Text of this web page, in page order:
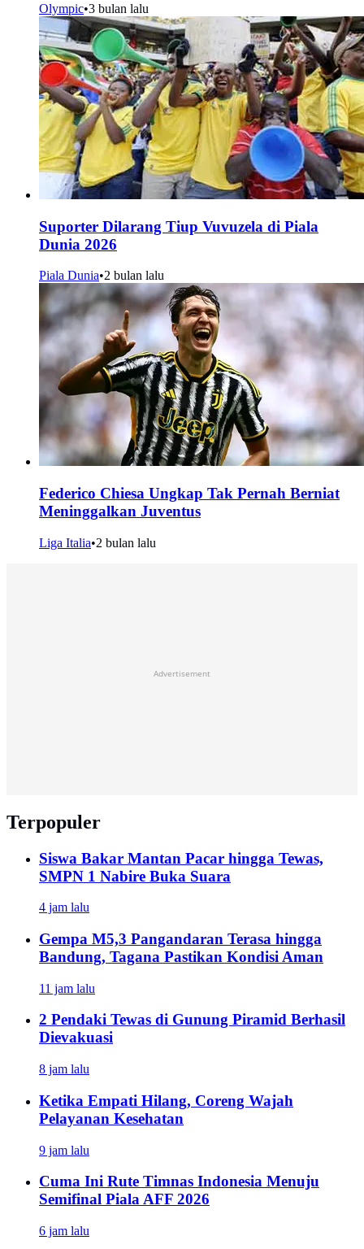
Olympic•3 bulan lalu
Suporter Dilarang Tiup Vuvuzela di Piala
Dunia 2026
Piala Dunia•2 bulan lalu
Federico Chiesa Ungkap Tak Pernah Berniat
Meninggalkan Juventus
Liga Italia•2 bulan lalu
Advertisement
Terpopuler
Siswa Bakar Mantan Pacar hingga Tewas,
SMPN 1 Nabire Buka Suara
4 jam lalu
Gempa M5,3 Pangandaran Terasa hingga
Bandung, Tagana Pastikan Kondisi Aman
11 jam lalu
2 Pendaki Tewas di Gunung Piramid Berhasil
Dievakuasi
8 jam lalu
Ketika Empati Hilang, Coreng Wajah
Pelayanan Kesehatan
9 jam lalu
Cuma Ini Rute Timnas Indonesia Menuju
Semifinal Piala AFF 2026
6 jam lalu